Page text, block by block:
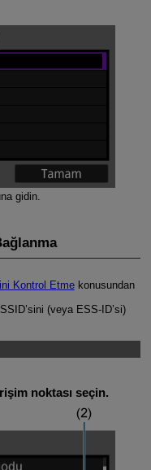
gidin.
Kontrol Etmekonusundan
(veya ESS-ID’si)
noktası seçin.